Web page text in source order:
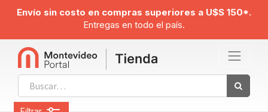
Envío sin costo en compras superiores a U$S 150*.
Entregas en todo el país.